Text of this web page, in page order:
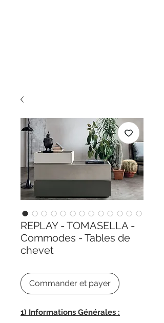
REPLAY - TOMASELLA -
Commodes - Tables de
chevet
Commander et payer
1) Informations Générales :